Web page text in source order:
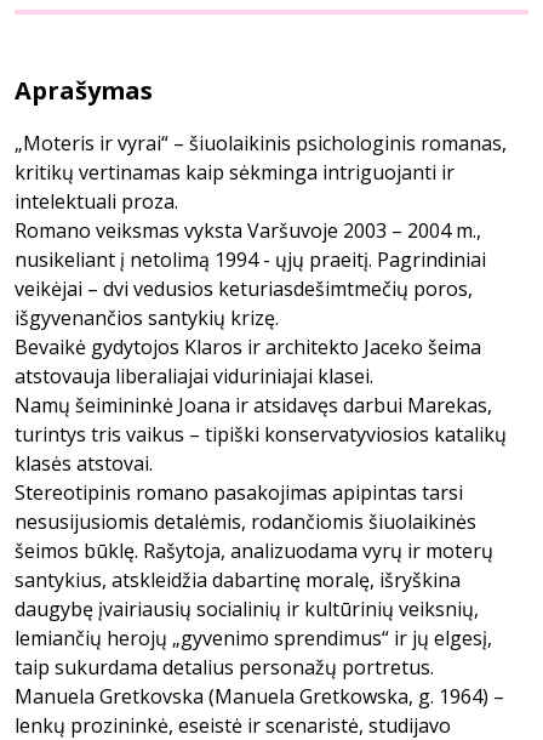
Aprašymas
„Moteris ir vyrai“ – šiuolaikinis psichologinis romanas,
kritikų vertinamas kaip sėkminga intriguojanti ir
intelektuali proza.
Romano veiksmas vyksta Varšuvoje 2003 – 2004 m.,
nusikeliant į netolimą 1994 - ųjų praeitį. Pagrindiniai
veikėjai – dvi vedusios keturiasdešimtmečių poros,
išgyvenančios santykių krizę.
Bevaikė gydytojos Klaros ir architekto Jaceko šeima
atstovauja liberaliajai viduriniajai klasei.
Namų šeimininkė Joana ir atsidavęs darbui Marekas,
turintys tris vaikus – tipiški konservatyviosios katalikų
klasės atstovai.
Stereotipinis romano pasakojimas apipintas tarsi
nesusijusiomis detalėmis, rodančiomis šiuolaikinės
šeimos būklę. Rašytoja, analizuodama vyrų ir moterų
santykius, atskleidžia dabartinę moralę, išryškina
daugybę įvairiausių socialinių ir kultūrinių veiksnių,
lemiančių herojų „gyvenimo sprendimus“ ir jų elgesį,
taip sukurdama detalius personažų portretus.
Manuela Gretkovska (Manuela Gretkowska, g. 1964) –
lenkų prozininkė, eseistė ir scenaristė, studijavo